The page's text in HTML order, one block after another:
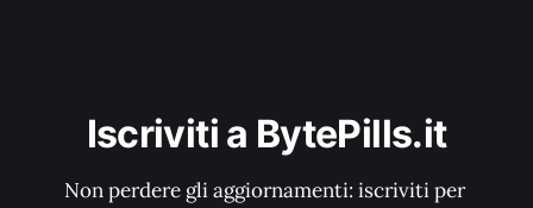
Iscriviti a BytePills.it
Non perdere gli aggiornamenti: iscriviti per